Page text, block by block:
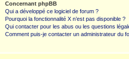
Concernant phpBB
Qui a développé ce logiciel de forum ?
Pourquoi la fonctionnalité X n’est pas disponible ?
Qui contacter pour les abus ou les questions
Comment puis-je contacter un administrateur du